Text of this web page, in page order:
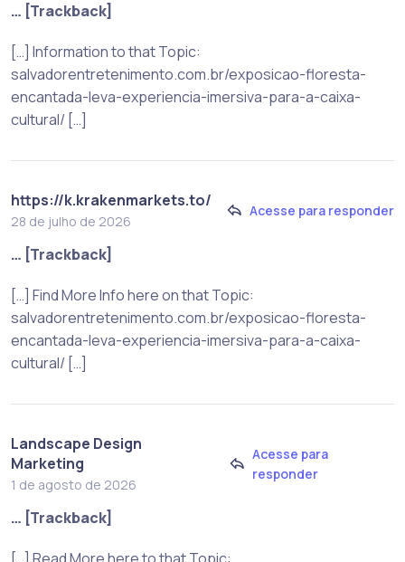
… [Trackback]
[…] Information to that Topic:
salvadorentretenimento.com.br/exposicao-floresta-
encantada-leva-experiencia-imersiva-para-a-caixa-
cultural/ […]
https://k.krakenmarkets.to/
28 de julho de 2026
Acesse para responder
… [Trackback]
[…] Find More Info here on that Topic:
salvadorentretenimento.com.br/exposicao-floresta-
encantada-leva-experiencia-imersiva-para-a-caixa-
cultural/ […]
Landscape Design
Marketing
1 de agosto de 2026
Acesse para
responder
… [Trackback]